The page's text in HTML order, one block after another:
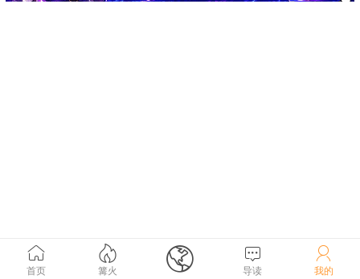

首页

篝火  
导读

我的